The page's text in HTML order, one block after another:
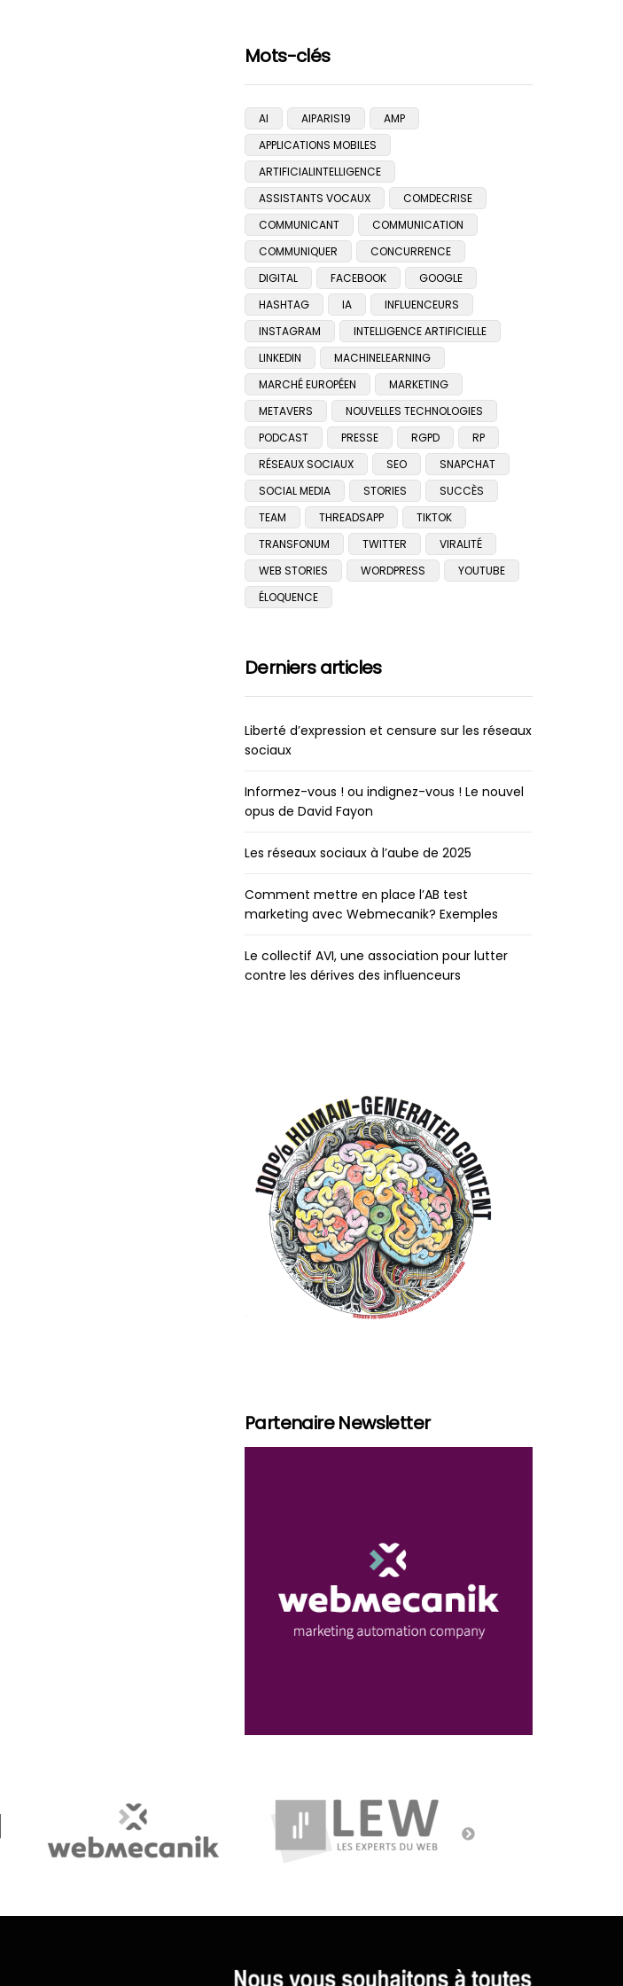
Mots-clés
AI AIPARIS19
AMP
APPLICATIONS MOBILES
ARTIFICIALINTELLIGENCE
ASSISTANTS VOCAUX
COMDECRISE
COMMUNICANT
COMMUNICATION
COMMUNIQUER
CONCURRENCE
DIGITAL
FACEBOOK
GOOGLE
HASHTAG
IA
INFLUENCEURS
INSTAGRAM
INTELLIGENCE ARTIFICIELLE
LINKEDIN
MACHINELEARNING
MARCHÉ EUROPÉEN
MARKETING
METAVERS
NOUVELLES TECHNOLOGIES
PODCAST
PRESSE RGPD
RP
RÉSEAUX SOCIAUX
SEO
SNAPCHAT
SOCIAL MEDIA
STORIES
SUCCÈS
TEAM
THREADSAPP
TIKTOK
TRANSFONUM
TWITTER
VIRALITÉ
WEB STORIES
WORDPRESS
YOUTUBE
ÉLOQUENCE
Derniers articles
Liberté d’expression et censure sur les réseaux
sociaux
Informez-vous ! ou indignez-vous ! Le nouvel
opus de David Fayon
Les réseaux sociaux à l’aube de 2025
Comment mettre en place l’AB test
marketing avec Webmecanik? Exemples
Le collectif AVI, une association pour lutter
contre les dérives des influenceurs
Partenaire Newsletter